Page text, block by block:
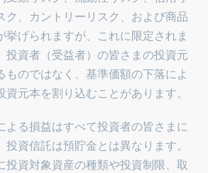
ク、カントリーリスク、および商品
挙げられますが、これに限定されま
投資者（受益者）の皆さまの投資元
ものではなく、基準価額の下落によ
資元本を割り込むことがあります。
よる損益はすべて投資者の皆さまに
資信託は預貯金とは異なります。
投資対象資産の種類や投資制限、取